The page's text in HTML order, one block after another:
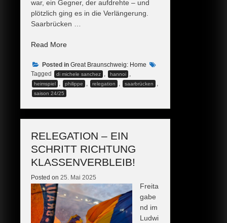
war, ein Gegner, der aufdrehte – und
plötzlich ging es in die Verlängerung.
Saarbrücken …
Read More„Klassenerhalt
Verlängerung
–
Eintracht
zweitklassig!“
Posted in Great Braunschweig: Home
Tagged
di michele sanchez , hannoi ,
heimspiel , philippe , relegation , saarbrücken ,
saison 24/25
RELEGATION – EIN
SCHRITT RICHTUNG
KLASSENVERBLEIB!
Posted on 25. Mai 2025
Freita
gabe
nd im
Ludwi